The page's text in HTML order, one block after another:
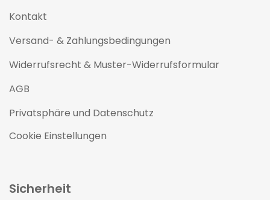
Kontakt
Versand- & Zahlungsbedingungen
Widerrufsrecht & Muster-Widerrufsformular
AGB
Privatsphäre und Datenschutz
Cookie Einstellungen
Sicherheit